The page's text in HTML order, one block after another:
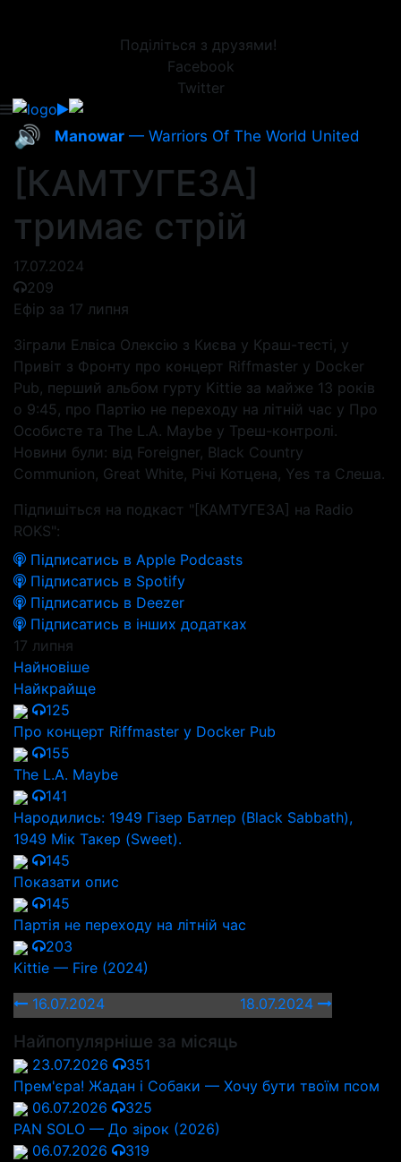
Поділіться з друзями!
Facebook
Twitter
🔊 Manowar — Warriors Of The World United
[КАМТУГЕЗА]
тримає стрій
17.07.2024
209
Ефір за 17 липня
Зіграли Елвіса Олексію з Києва у Краш-тесті, у
Привіт з Фронту про концерт Riffmaster у Docker
Pub, перший альбом гурту Kittie за майже 13 років
о 9:45, про Партію не переходу на літній час у Про
Особисте та The L.A. Maybe у Треш-контролі.
Новини були: від Foreigner, Black Country
Communion, Great White, Річі Котцена, Yes та Слеша.
Підпишіться на подкаст "[КАМТУГЕЗА] на Radio
ROKS":
Підписатись в Apple Podcasts
Підписатись в Spotify
Підписатись в Deezer
Підписатись в інших додатках
17 липня
Найновіше
Найкрайще
125
Про концерт Riffmaster у Docker Pub
155
The L.A. Maybe
141
Народились: 1949 Гізер Батлер (Black Sabbath),
1949 Мік Такер (Sweet).
145
Показати опис
145
Партія не переходу на літній час
203
Kittie — Fire (2024)
16.07.2024
18.07.2024
Найпопулярніше за місяць
23.07.2026
351
Прем'єра! Жадан і Собаки — Хочу бути твоїм псом
06.07.2026
325
PAN SOLO — До зірок (2026)
06.07.2026
319